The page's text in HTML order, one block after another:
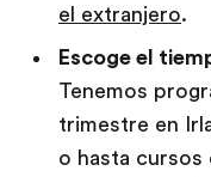
el extranjero.
Escoge el
Tenemos
trimestre en
o hasta cursos